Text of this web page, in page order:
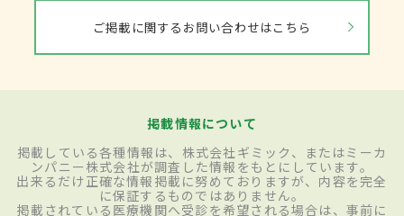
ご掲載に関するお問い合わせはこちら
掲載情報について
掲載している各種情報は、株式会社ギミック、またはミーカ
ンパニー株式会社が調査した情報をもとにしています。
出来るだけ正確な情報掲載に努めておりますが、内容を完全
に保証するものではありません。
掲載されている医療機関へ受診を希望される場合は、事前に